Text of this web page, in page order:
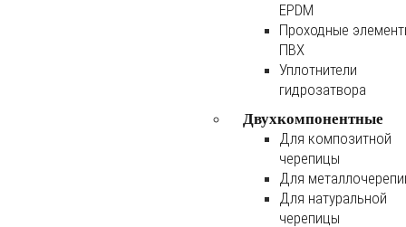
EPDM
Проходные
ПВХ
Уплотнители
гидрозатвора
Двухкомпонентные
Для композитной
черепицы
Для
Для натуральной
черепицы